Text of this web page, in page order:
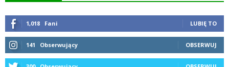
1,018 Fani LUBIĘ TO
141 Obserwujący OBSERWUJ